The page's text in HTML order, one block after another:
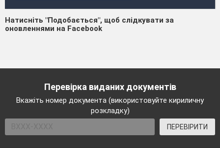
Натисніть "Подобається", щоб слідкувати за
оновленнями на Facebook
Перевірка виданих документів
Вкажіть номер документа (використовуйте кириличну
розкладку)
ПЕРЕВІРИТИ